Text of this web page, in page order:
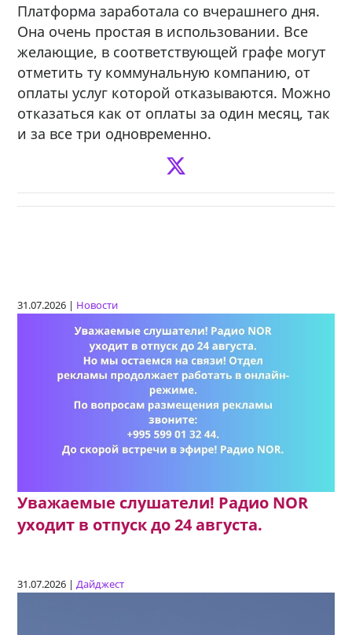
Платформа заработала со вчерашнего дня.
Она очень простая в использовании. Все
желающие, в соответствующей графе могут
отметить ту коммунальную компанию, от
оплаты услуг которой отказываются. Можно
отказаться как от оплаты за один месяц, так
и за все три одновременно.
31.07.2026 | Новости
Уважаемые слушатели! Радио NOR
уходит в отпуск до 24 августа.
31.07.2026 |Дайджест